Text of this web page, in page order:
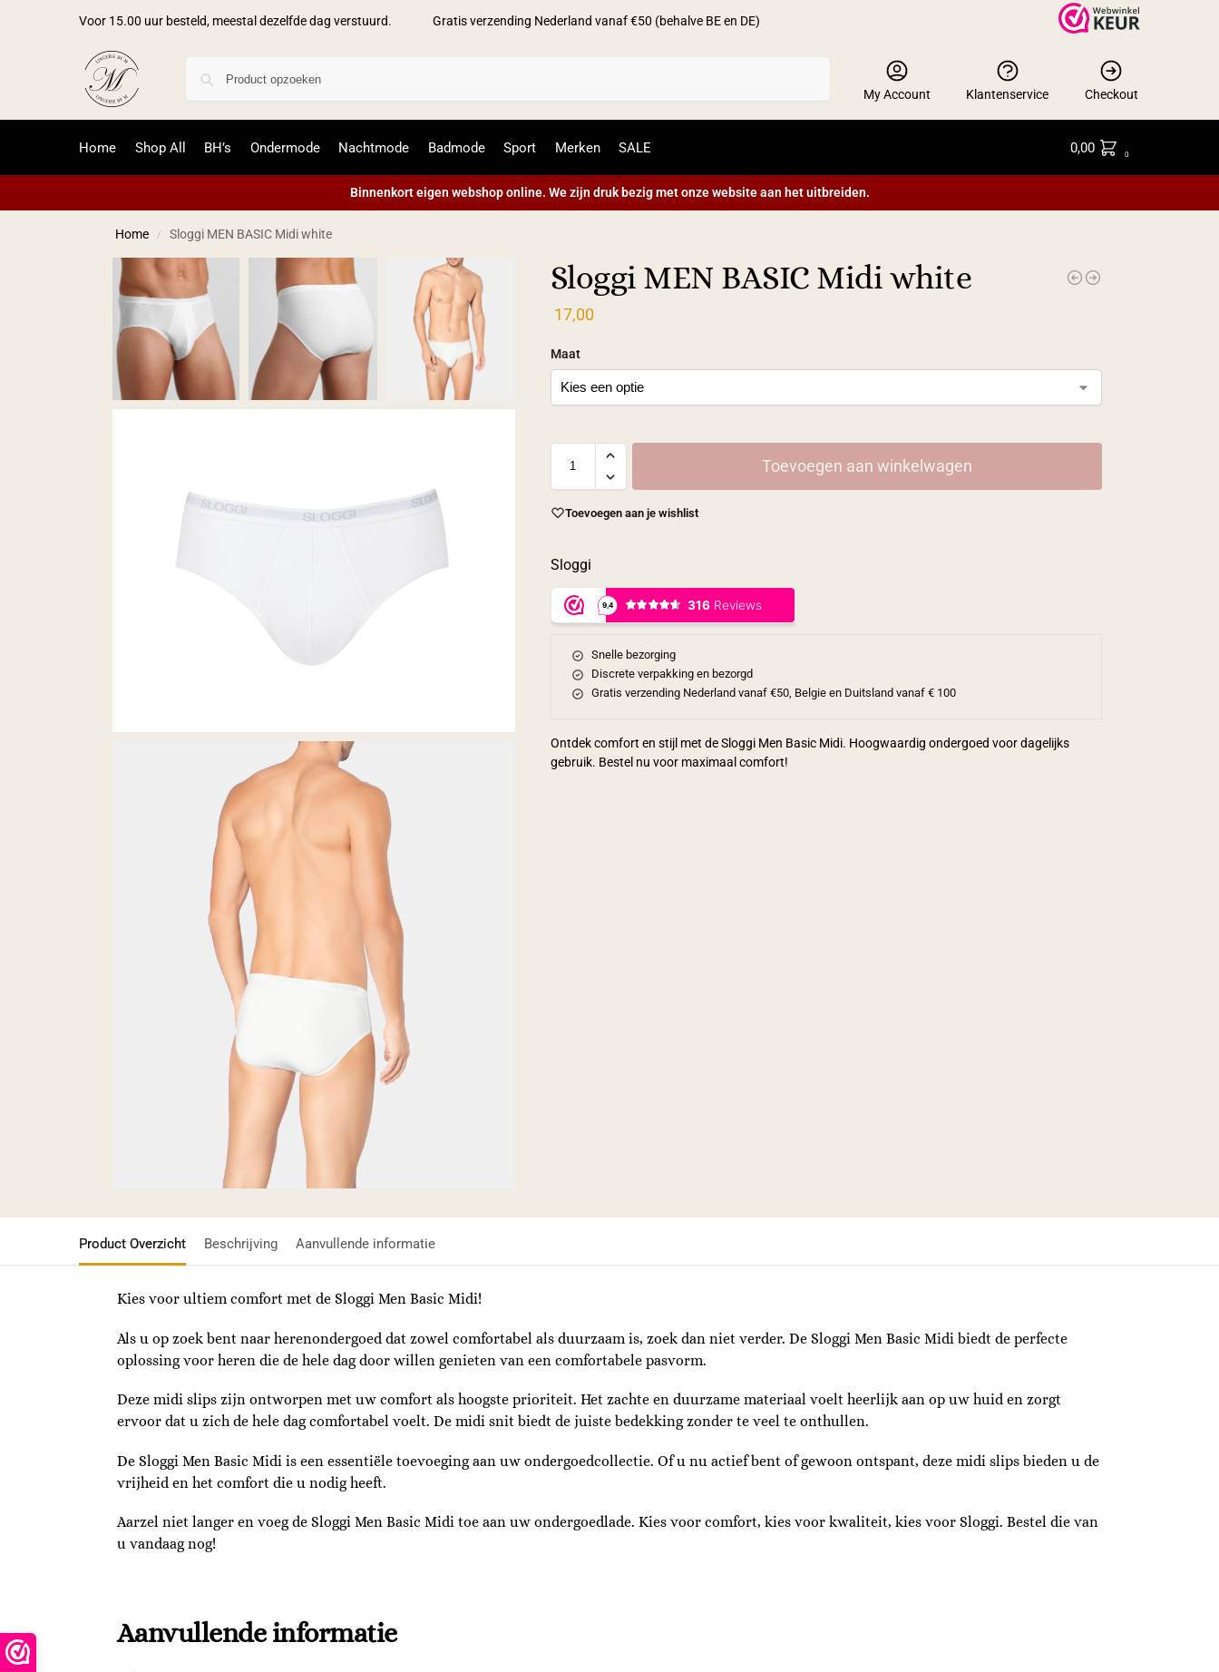
Voor 15.00 uur besteld, meestal dezelfde dag verstuurd. Gratis verzending Nederland vanaf €50 (behalve BE en DE)
My Account Klantenservice Checkout
Home Shop All BH’s Ondermode Nachtmode Badmode Sport Merken SALE 0,00 0
Binnenkort eigen webshop online. We zijn druk bezig met onze website aan het uitbreiden.
Home / Sloggi MEN BASIC Midi white
Sloggi MEN BASIC Midi white
17,00
Maat
Toevoegen aan winkelwagen
Toevoegen aan je wishlist
Sloggi
Snelle bezorging
Discrete verpakking en bezorgd
Gratis verzending Nederland vanaf €50, Belgie en Duitsland vanaf € 100
Ontdek comfort en stijl met de Sloggi Men Basic Midi. Hoogwaardig ondergoed voor dagelijks
gebruik. Bestel nu voor maximaal comfort!
Product Overzicht Beschrijving Aanvullende informatie
Kies voor ultiem comfort met de Sloggi Men Basic Midi!
Als u op zoek bent naar herenondergoed dat zowel comfortabel als duurzaam is, zoek dan niet verder. De Sloggi Men Basic Midi biedt de perfecte
oplossing voor heren die de hele dag door willen genieten van een comfortabele pasvorm.
Deze midi slips zijn ontworpen met uw comfort als hoogste prioriteit. Het zachte en duurzame materiaal voelt heerlijk aan op uw huid en zorgt
ervoor dat u zich de hele dag comfortabel voelt. De midi snit biedt de juiste bedekking zonder te veel te onthullen.
De Sloggi Men Basic Midi is een essentiële toevoeging aan uw ondergoedcollectie. Of u nu actief bent of gewoon ontspant, deze midi slips bieden u de
vrijheid en het comfort die u nodig heeft.
Aarzel niet langer en voeg de Sloggi Men Basic Midi toe aan uw ondergoedlade. Kies voor comfort, kies voor kwaliteit, kies voor Sloggi. Bestel die van
u vandaag nog!
Aanvullende informatie